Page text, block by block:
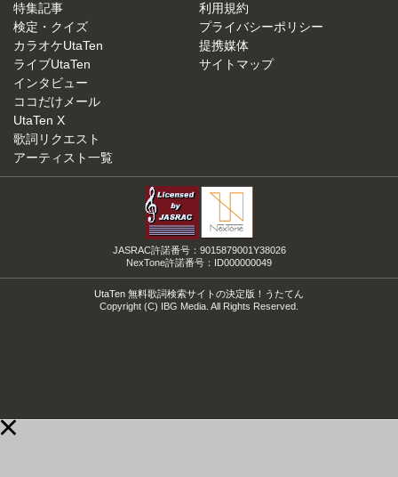
特集記事
検定・クイズ
カラオケUtaTen
ライブUtaTen
インタビュー
ココだけメール
UtaTen X
歌詞リクエスト
アーティスト一覧
利用規約
プライバシーポリシー
提携媒体
サイトマップ
JASRAC許諾番号：9015879001Y38026
NexTone許諾番号：ID000000049
UtaTen 無料歌詞検索サイトの決定版！うたてん
Copyright (C) IBG Media. All Rights Reserved.